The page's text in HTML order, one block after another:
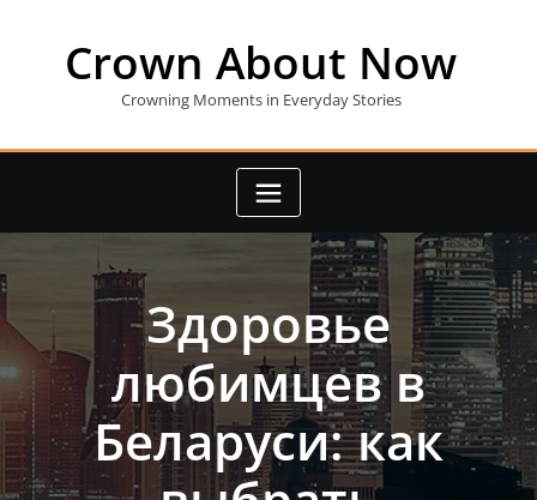
Crown About Now
Crowning Moments in Everyday Stories
Здоровье
любимцев в
Беларуси: как